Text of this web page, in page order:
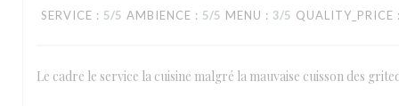
SERVICE : 5/5 AMBIENCE : 5/5 MENU : 3/5 QUALITY_PRICE
Le cadre le service la cuisine malgré la mauvaise cuisson des